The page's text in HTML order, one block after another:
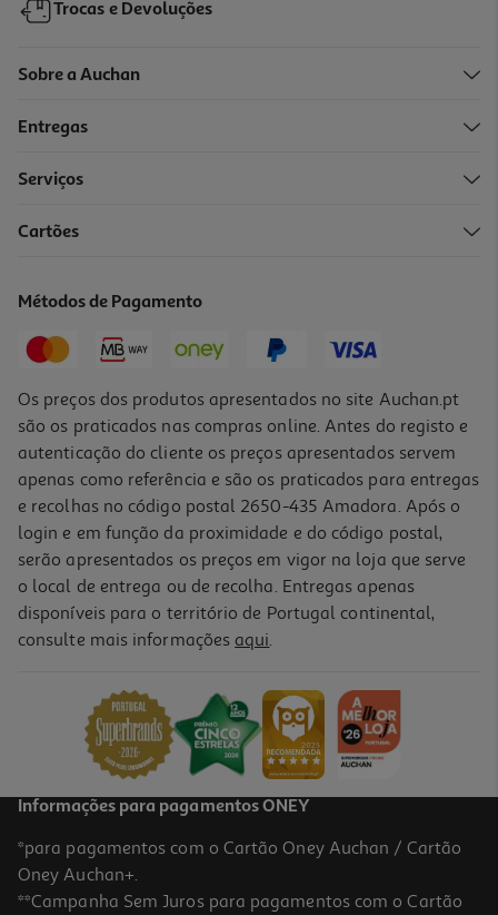
-10%
18,90 € PVP de editor
-10%
Livro Mr. Spencer Jogos De Sedução De T L Swan
PVP de editor
19,80 €
Trocas e Devoluções
Sobre a Auchan
Entregas
Serviços
Cartões
Métodos de Pagamento
Os preços dos produtos apresentados no site Auchan.pt
são os praticados nas compras online. Antes do registo e
autenticação do cliente os preços apresentados servem
apenas como referência e são os praticados para entregas
e recolhas no código postal 2650-435 Amadora. Após o
login e em função da proximidade e do código postal,
serão apresentados os preços em vigor na loja que serve
o local de entrega ou de recolha. Entregas apenas
disponíveis para o território de Portugal continental,
consulte mais informações aqui.
Informações para pagamentos ONEY
*para pagamentos com o Cartão Oney Auchan / Cartão
Oney Auchan+.
**Campanha Sem Juros para pagamentos com o Cartão